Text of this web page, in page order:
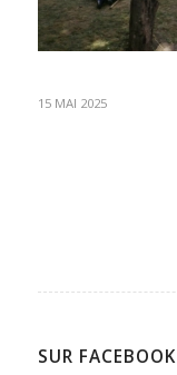
15 MAI 2025
SUR FACEBOOK